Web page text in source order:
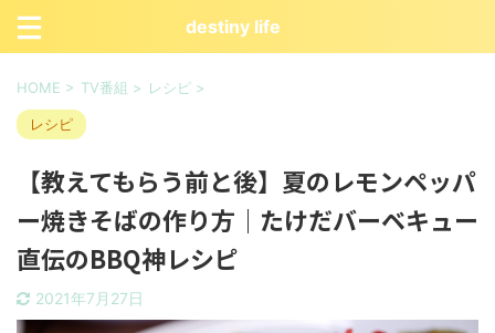
destiny life
HOME > TV番組 > レシピ >
レシピ
【教えてもらう前と後】夏のレモンペッパ
ー焼きそばの作り方｜たけだバーベキュー
直伝のBBQ神レシピ
2021年7月27日